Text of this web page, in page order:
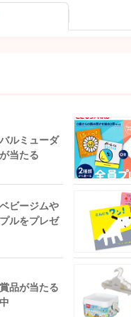
ルミューダ
当たる
ビージムや
ルをプレゼ
品が当たる